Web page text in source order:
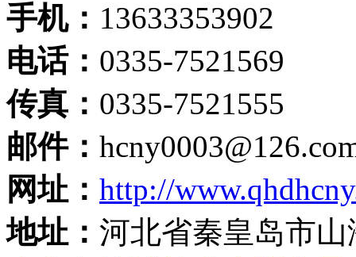
手机： 13633353902
电话： 0335-7521569
传真： 0335-7521555
邮件：
网址： http://
地址： 河北省秦皇岛市